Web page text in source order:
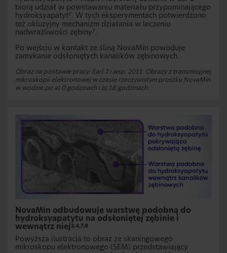
biorą udział w powstawaniu materiału przypominającego
hydroksyapatyt7 . W tych eksperymentach potwierdzono
też okluzyjny mechanizm działania w leczeniu
nadwrażliwości zębiny 7 .
Po wejściu w kontakt ze śliną NovaMin powoduje
zamykanie odsłoniętych kanalików zębinowych.
Obraz na postawie pracy: Earl J i wsp. 2011. Obrazy z transmisyjnej
mikroskopii elektronowej w czasie rzeczywistym proszku NovaMin
w wodzie po a) 0 godzinach i b) 18 godzinach.
NovaMin odbudowuje warstwę podobną do
hydroksyapatytu na odsłoniętej zębinie i
wewnątrz niej 3,4,7,8
Powyższa ilustracja to obraz ze skaningowego
mikroskopu elektronowego (SEM) przedstawiający